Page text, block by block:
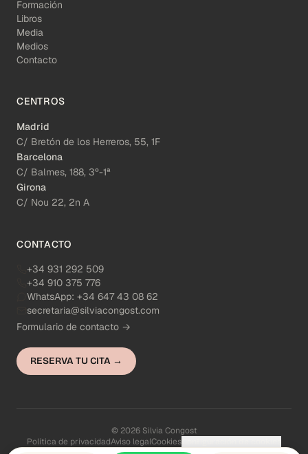
Formación
Libros
Media
Medios
Contacto
CENTROS
Madrid
C/ Bretón de los Herreros, 55, 1F
Barcelona
C/ Balmes, 188, 3º-1ª
Girona
C/ Nou 22, 2n A
CONTACTO
+34 931 292 509
+34 910 375 776
WhatsApp: +34 647 43 08 62
secretaria@silviacongost.com
Formulario de contacto →
RESERVA TU CITA →
© 2026 Silvia Congost
Política de privacidadAviso legalCookies